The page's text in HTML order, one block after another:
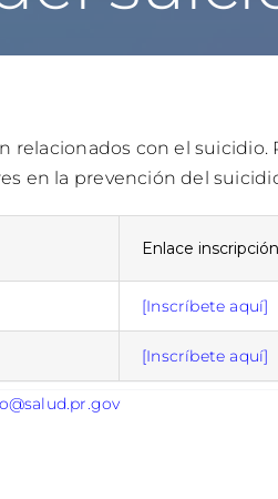
relacionados con el suicidio.
en la prevención del
Enlace inscripción
[Inscríbete aquí]
[Inscríbete aquí]